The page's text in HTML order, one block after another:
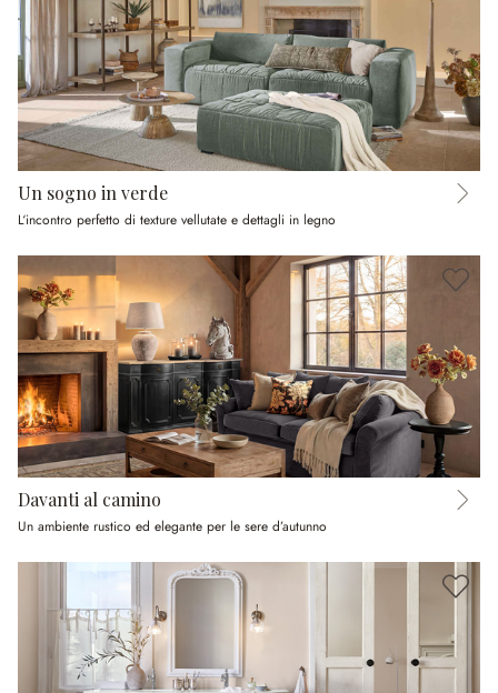
Un sogno in verde
L‘incontro perfetto di texture vellutate e dettagli in legno
Davanti al camino
Un ambiente rustico ed elegante per le sere d’autunno